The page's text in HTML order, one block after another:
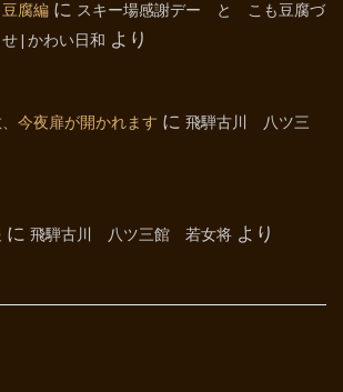
腐編 に スキー場感謝デー と こも豆腐づ
| かわい日和 より
今夜扉が開かれます に 飛騨古川 八ツ三
に 飛騨古川 八ツ三館 若女将 より